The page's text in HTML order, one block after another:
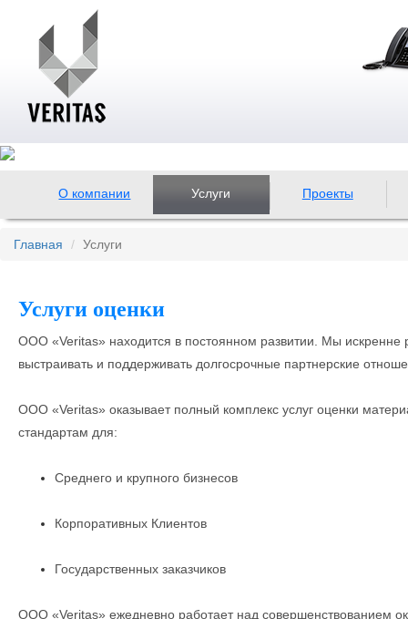
О компании Услуги Проекты
Главная Услуги
Услуги оценки
ООО «Veritas» находится в постоянном развитии. Мы искренне
выстраивать и поддерживать долгосрочные партнерские
ООО «Veritas» оказывает полный комплекс услуг оценки
стандартам для:
Среднего и крупного бизнесов
Корпоративных Клиентов
Государственных заказчиков
ООО «Veritas» ежедневно работает над совершенствованием